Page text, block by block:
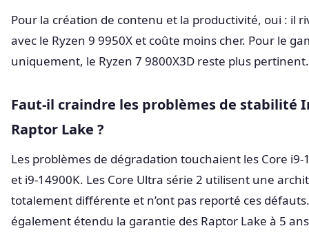
Pour la création de contenu et la productivité, oui : il
avec le Ryzen 9 9950X et coûte moins cher. Pour le
uniquement, le Ryzen 7 9800X3D reste plus pertinent.
Faut-il craindre les problèmes de stabilité
Raptor Lake ?
Les problèmes de dégradation touchaient les Core i9-
et i9-14900K. Les Core Ultra série 2 utilisent une
totalement différente et n’ont pas reporté ces
également étendu la garantie des Raptor Lake à 5